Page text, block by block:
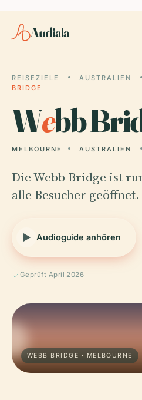
Audiala
REISEZIELE AUSTRALIEN
BRIDGE
Webb
MELBOURNE AUSTRALIEN
Die Webb Bridge ist
alle Besucher geöffnet.
Audioguide anhören
Geprüft April 2026
WEBB BRIDGE · MELBOURNE